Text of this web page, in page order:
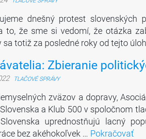
dnešný protest slovenských
to, že sme si vedomí, že otázka
sa totiž za posledné roky od tejto
Zbieranie
TLAČOVÉ SPRÁVY
zväzov a dopravy,
a Klub 500 v spoločnom
uprednostňujú lacný
bez akéhokoľvek … Pokračovať